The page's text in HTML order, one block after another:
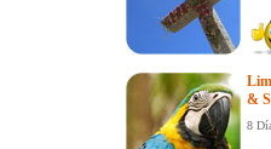
&
8